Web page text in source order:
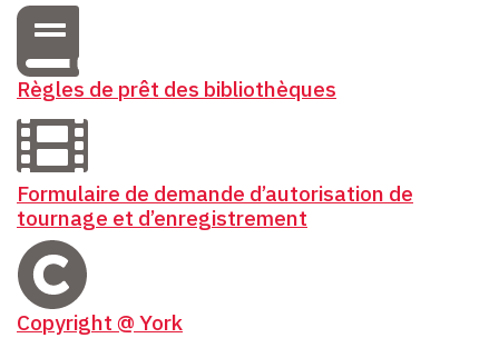
Règles de prêt des bibliothèques
Formulaire de demande d’autorisation de
tournage et d’enregistrement
Copyright @ York